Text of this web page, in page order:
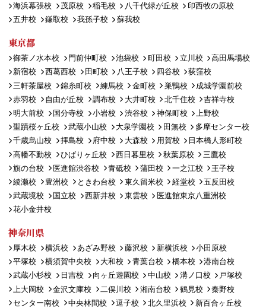
海浜幕張校 茂原校 稲毛校 八千代緑が丘校
印西牧の原校
五井校
鎌取校 我孫子校 蘇我校
東京都
御茶ノ水本校 門前仲町校 池袋校 町田校 立川校
高田馬場校
新宿校
西葛西校 田町校 八王子校 四谷校
荻窪校
三軒茶屋校
錦糸町校 練馬校 金町校 巣鴨校
成城学園前校
赤羽校
自由が丘校 調布校 大井町校 北千住校
吉祥寺校
明大前校
国分寺校 小岩校 渋谷校 神保町校
上野校
聖蹟桜ヶ丘校
武蔵小山校 大泉学園校 田無校
多摩センター校
千歳烏山校
拝島校 府中校 大森校 用賀校
日本橋人形町校
高幡不動校
ひばりヶ丘校 西日暮里校 秋葉原校
三鷹校
旗の台校
医進館渋谷校 青砥校 蒲田校 一之江校
王子校
綾瀬校
豊洲校 ときわ台校 東久留米校 経堂校
五反田校
武蔵境校
国立校 西新井校 東雲校
医進館東京八重洲校
花小金井校
神奈川県
厚木校 横浜校 あざみ野校 藤沢校 新横浜校
小田原校
平塚校
横須賀中央校 大和校 青葉台校 橋本校
港南台校
武蔵小杉校
日吉校 向ヶ丘遊園校 中山校 溝ノ口校
戸塚校
上大岡校
金沢文庫校 二俣川校 湘南台校 鶴見校
秦野校
センター南校
中央林間校 逗子校 北久里浜校
新百合ヶ丘校